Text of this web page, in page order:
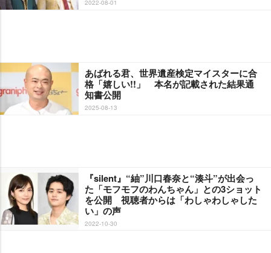
2022-08-01
あばれる君、世界遺産検定マイスターに合
格「嬉しい!!」 本名が記載された結果通
知書公開
2025-08-13
『silent』“紬”川口春奈と“湊斗”が出会っ
た「モフモフのわんちゃん」との3ショット
を公開 視聴者からは「わしゃわしゃした
い」の声
2022-10-30